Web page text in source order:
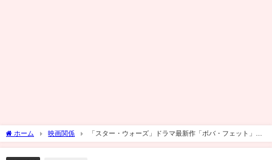
ホーム 映画関係
「スター・ウォーズ」ドラマ最新作「ボバ・フェット」、
過去に迫る最新映像解禁